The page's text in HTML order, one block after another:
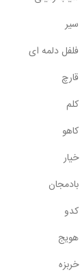
سیر
فلفل دلمه ای
قارچ
کلم
کاهو
خیار
بادمجان
کدو
هویج
خربزه